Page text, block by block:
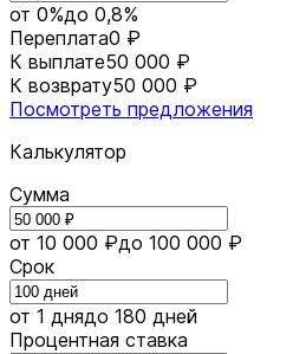
от 0%до 0,8%
Переплата0 ₽
К выплате50 000 ₽
К возврату50 000 ₽
Посмотреть предложения
Калькулятор
Сумма
от 10 000 ₽до 100 000 ₽
Срок
от 1 днядо 180 дней
Процентная ставка